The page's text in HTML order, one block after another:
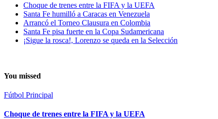
Choque de trenes entre la FIFA y la UEFA
Santa Fe humilló a Caracas en Venezuela
Arrancó el Torneo Clausura en Colombia
Santa Fe pisa fuerte en la Copa Sudamericana
¡Sigue la rosca!, Lorenzo se queda en la Selección
You missed
Fútbol Principal
Choque de trenes entre la FIFA y la UEFA